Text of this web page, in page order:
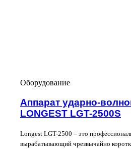
Оборудование
Аппарат ударно-
LONGEST LGT-2500S
Longest LGT-2500 – это
вырабатывающий чрезвычайно